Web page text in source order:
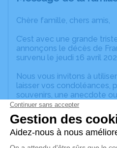
Chère famille, chers amis,
C’est avec une grande
annonçons le décès de
survenu le jeudi 16 avril
Nous vous invitons à
laisser vos condoléances,
souvenirs, une anecdote
à travers des poèmes ou
est un lieu d'expression
mémoire de Françoise
Un service de plantation